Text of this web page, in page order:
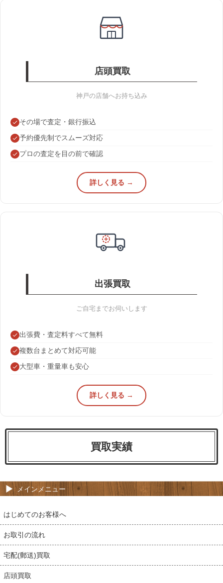
店頭買取
神戸の店舗へお持ち込み
その場で査定・銀行振込
予約優先制でスムーズ対応
プロの査定を目の前で確認
詳しく見る →
出張買取
ご自宅までお伺いします
出張費・査定料すべて無料
複数台まとめて対応可能
大型車・重量車も安心
詳しく見る →
買取実績
メインメニュー
はじめてのお客様へ
お取引の流れ
宅配(郵送)買取
店頭買取